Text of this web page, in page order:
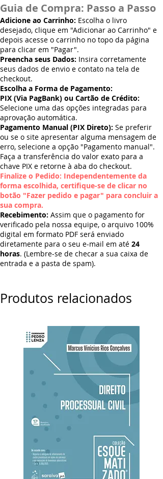
Guia de Compra: Passo a Passo
Adicione ao Carrinho: Escolha o livro
desejado, clique em "Adicionar ao Carrinho" e
depois acesse o carrinho no topo da página
para clicar em "Pagar".
Preencha seus Dados: Insira corretamente
seus dados de envio e contato na tela de
checkout.
Escolha a Forma de Pagamento:
PIX (Via PagBank) ou Cartão de Crédito:
Selecione uma das opções integradas para
aprovação automática.
Pagamento Manual (PIX Direto): Se preferir
ou se o site apresentar alguma mensagem de
erro, selecione a opção "Pagamento manual".
Faça a transferência do valor exato para a
chave PIX e retorne à aba do checkout.
Finalize o Pedido: Independentemente da
forma escolhida, certifique-se de clicar no
botão "Fazer pedido e pagar" para concluir a
sua compra.
Recebimento: Assim que o pagamento for
verificado pela nossa equipe, o arquivo 100%
digital em formato PDF será enviado
diretamente para o seu e-mail em até 24
horas. (Lembre-se de checar a sua caixa de
entrada e a pasta de spam).
Produtos relacionados